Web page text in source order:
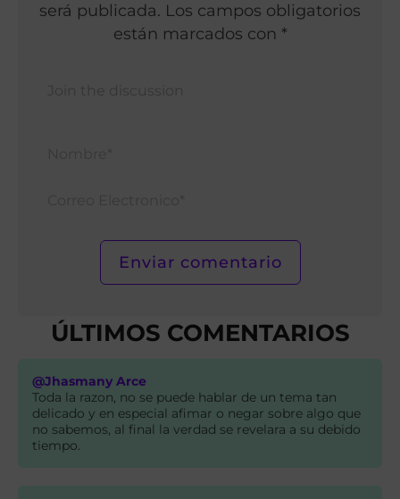
será publicada. Los campos obligatorios
están marcados con *
ÚLTIMOS COMENTARIOS
@Jhasmany Arce
Toda la razon, no se puede hablar de un tema tan
delicado y en especial afimar o negar sobre algo que
no sabemos, al final la verdad se revelara a su debido
tiempo.